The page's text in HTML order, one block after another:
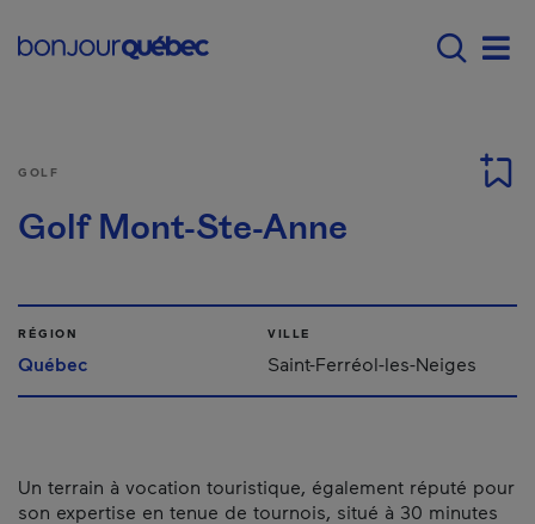
Main navigation -
GOLF
Golf Mont-Ste-Anne
RÉGION
Québec
VILLE
Saint-Ferréol-les-Neiges
Un terrain à vocation touristique, également réputé pour
son expertise en tenue de tournois, situé à 30 minutes